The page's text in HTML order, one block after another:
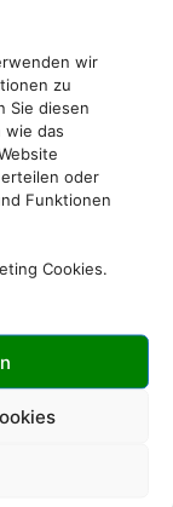
wir
zu
Sie diesen
wie das
oder
Funktionen
Cookies.